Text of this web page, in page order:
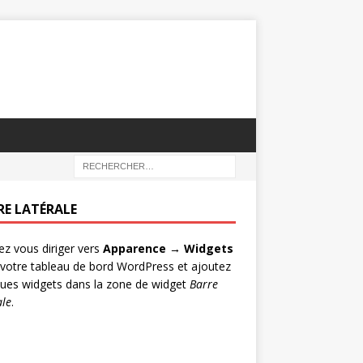
LATÉRALE
vous diriger vers Apparence → Widgets
tableau de bord WordPress et ajoutez
widgets dans la zone de widget Barre
.